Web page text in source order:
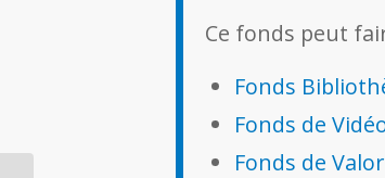
Ce fonds peut
Fonds
Fonds de
Fonds de